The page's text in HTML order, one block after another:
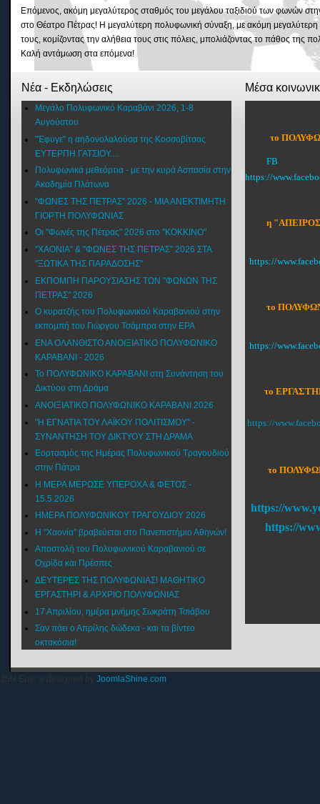
Eπόμενος, ακόμη μεγαλύτερος σταθμός του μεγάλου ταξιδιού των
στο Θέατρο Πέτρας! Η μεγαλύτερη πολυφωνική σύναξη, με ακόμη
τους, κομίζοντας την αλήθεια τους στις πόλεις, μπολιάζοντας το πάθος
Καλή αντάμωση στα επόμενα!
Νέα - Εκδηλώσεις
Μεγάλο Πολυφωνικό Καραβάνι 2026, 1-8
Αυγούστου
"Έφυγε" η αηδονολαλούσα της Κοσσοβίτσας
ΕΥΤΕΡΠΗ ΓΑΤΣΙΟΥ....
Πολυφωνικά μεθεόρτια - με την κυρά Ασπασία στην
Ακαδημία Πλάτωνα
"ΦΩΝΕΣ ΤΗΣ ΠΕΤΡΑΣ" 2026 - ΜΙΑ ΑΝΕΚΤΙΜΗΤΗ
ΓΙΟΡΤΗ ΠΟΛΥΦΩΝΙΑΣ
Οι "Φωνές της Πέτρας" 2026 στο "ΚΟΚΚΙΝΟ"
"XAONIA" & "ΦΩΝΕΣ ΤΗΣ ΠΕΤΡΑΣ" 2026 ΣΤΑ
"ΞΩΤΙΚΑ ΤΗΣ ΠΑΡΑΔΟΣΗΣ"
ΕΚΠΟΜΠΗ ΠΑΡΟΥΣΙΑΣΗΣ ΤΩΝ "ΦΩΝΩΝ ΤΗΣ
ΠΕΤΡΑΣ" 2026
Ο κυρατζής του Πολυφωνικού Καραβανιού στην
εκπομπή του Γιώργου Τσάμπρα στην ΕΡΑ
ΕΝΑ ΟΛΑΝΘΙΣΤΟ ΑΝΟΙΞΙΑΤΙΚΟ ΠΟΛΥΦΩΝΙΚΟ
ΚΑΡΑΒΑΝΙ - 2026
Το ΠΟΛΥΦΩΝΙΚΟ ΚΑΡΑΒΑΝΙ στη Συνάντηση του
Δικτύου στη Δράμα
ΑΝΟΙΞΙΑΤΙΚΟ ΠΟΛΥΦΩΝΙΚΟ ΚΑΡΑΒΑΝΙ 2026
"Η ΕΓΝΑΤΙΑ ΤΟΥ ΛΑΪΚΟΥ ΠΟΛΙΤΙΣΜΟΥ" -
ΣΥΝΑΝΤΗΣΗ ΤΟΥ ΔΙΚΤΥΟΥ ΣΤΗ ΔΡΑΜΑ
Εορτασμός της Ημέρας Πολυφωνικού Τραγουδιού
στην Πάτρα
Η ΜΕΡΑ ΜΕΡΩΣΕ ΥΠΕΡΟΧΑ & ΦΕΤΟΣ -
15.5.2026
ΗΜΕΡΑ ΠΟΛΥΦΩΝΙΚΟΥ ΤΡΑΓΟΥΔΙΟΥ 2026
Η "Χαονία" βραβεύεται στο Πανεπιστήμιο Αθηνών!
Αποστολή του Πολυφωνικού Καραβανιού σε
Οχρίδα και Πρέσπες
ΔΕΥΤΕΡΕΣ ΤΗΣ ΠΟΛΥΦΩΝΙΑΣ! ΜΑΘΗΤΙΚΟ
ΕΡΓΑΣΤΗΡΙ & ΑΡΧΡΙΟ ΠΟΛΥΦΩΝΙΑΣ
17 Απριλίου, ημέρα μνήμης Σωκράτη Τσιάβου
Σαν πάει ο Απρίλης δώδεκα - και τα βίντεο
οκτακόσια!
Μέσα
το
FB
https://
η
https://
το
https://
το
https://
το
https://
https://
JSN Epic is designed by JoomlaShine.com